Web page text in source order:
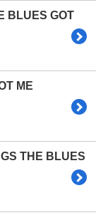
BLUES GOT
ME
THE BLUES